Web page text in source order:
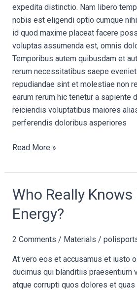
expedita distinctio. Nam libero
nobis est eligendi optio cumque
id quod maxime placeat facere
voluptas assumenda est, omnis
Temporibus autem quibusdam et
rerum necessitatibus saepe
repudiandae sint et molestiae non
earum rerum hic tenetur a sapiente
reiciendis voluptatibus maiores
perferendis doloribus asperiores
Read More »
Who Really
Energy?
2 Comments / Materials /
At vero eos et accusamus et iusto
ducimus qui blanditiis praesentium
atque corrupti quos dolores et
Who
Knows
Energy?